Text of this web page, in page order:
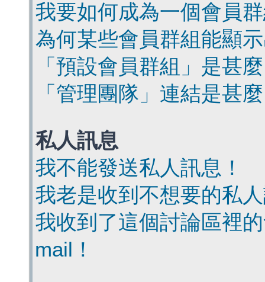
我要如何成為一個會員
為何某些會員群組能顯
「預設會員群組」是甚
「管理團隊」連結是甚
私人訊息
我不能發送私人訊息！
我老是收到不想要的私
我收到了這個討論區裡
mail！